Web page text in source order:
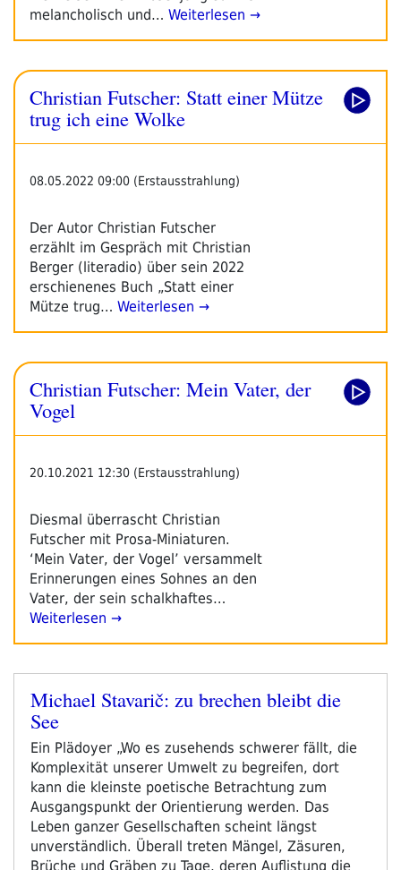
melancholisch und… Weiterlesen →
Christian Futscher: Statt einer Mütze
trug ich eine Wolke
08.05.2022 09:00 (Erstausstrahlung)
Der Autor Christian Futscher
erzählt im Gespräch mit Christian
Berger (literadio) über sein 2022
erschienenes Buch „Statt einer
Mütze trug… Weiterlesen →
Christian Futscher: Mein Vater, der
Vogel
20.10.2021 12:30 (Erstausstrahlung)
Diesmal überrascht Christian
Futscher mit Prosa-Miniaturen.
‘Mein Vater, der Vogel’ versammelt
Erinnerungen eines Sohnes an den
Vater, der sein schalkhaftes…
Weiterlesen →
Veröffentlicht
am
Michael Stavarič: zu brechen bleibt die
See
Ein Plädoyer „Wo es zusehends schwerer fällt, die
Komplexität unserer Umwelt zu begreifen, dort
kann die kleinste poetische Betrachtung zum
Ausgangspunkt der Orientierung werden. Das
Leben ganzer Gesellschaften scheint längst
unverständlich. Überall treten Mängel, Zäsuren,
Brüche und Gräben zu Tage, deren Auflistung die